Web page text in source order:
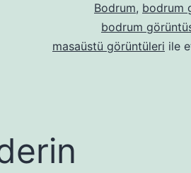
Bodrum, bodrum
bodrum
masaüstü görüntüleri ile